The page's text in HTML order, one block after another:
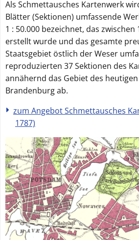
Als Schmettausches Kartenwerk
Blätter (Sektionen) umfassende
1 : 50.000 bezeichnet, das zwischen
erstellt wurde und das gesamte
Staatsgebiet östlich der Weser
reproduzierten 37 Sektionen des
annähernd das Gebiet des heutigen
Brandenburg ab.
zum Angebot Schmettausches
1787)